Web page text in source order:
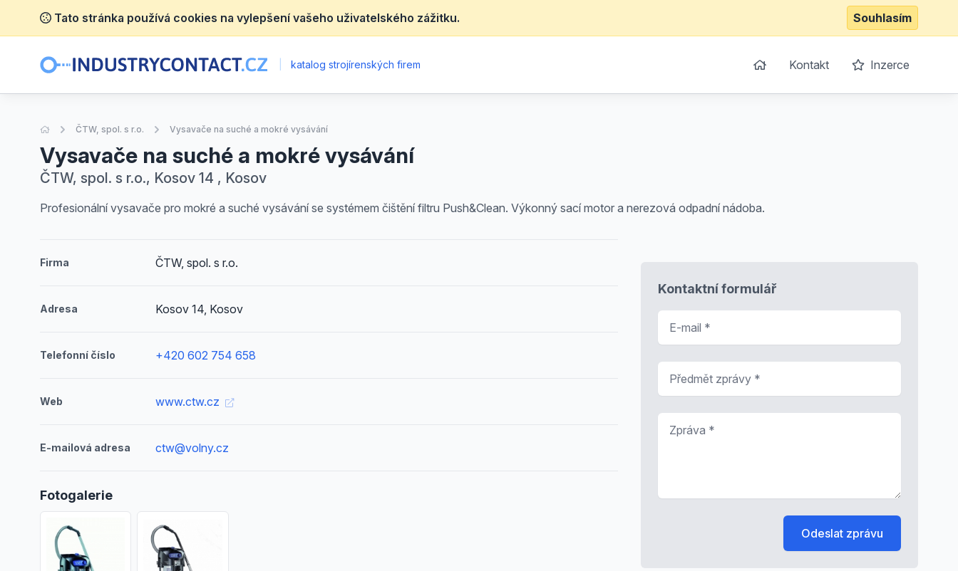
Tato stránka používá cookies na vylepšení vašeho uživatelského zážitku. Souhlasím
katalog strojírenských firem Kontakt Inzerce
Úvodní stránka
ČTW, spol. s r.o. Vysavače na suché a mokré vysávání
Vysavače na suché a mokré vysávání
ČTW, spol. s r.o., Kosov 14 , Kosov
Profesionální vysavače pro mokré a suché vysávání se systémem čištění filtru Push&Clean. Výkonný sací motor a nerezová odpadní nádoba.
Firma ČTW, spol. s r.o.
Adresa Kosov 14, Kosov
Telefonní číslo +420 602 754 658
Web www.ctw.cz
E-mailová adresa ctw@volny.cz
Fotogalerie
Kontaktní formulář
Odeslat zprávu